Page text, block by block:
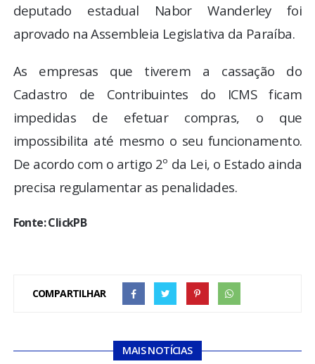
deputado estadual Nabor Wanderley foi
aprovado na Assembleia Legislativa da Paraíba.
As empresas que tiverem a cassação do
Cadastro de Contribuintes do ICMS ficam
impedidas de efetuar compras, o que
impossibilita até mesmo o seu funcionamento.
De acordo com o artigo 2º da Lei, o Estado ainda
precisa regulamentar as penalidades.
Fonte: ClickPB
COMPARTILHAR
MAIS NOTÍCIAS